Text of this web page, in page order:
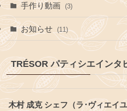
手作り動画 (3)
お知らせ (11)
TRÉSOR パティシエインタ
木村 成克 シェフ（ラ･ヴィエイユ